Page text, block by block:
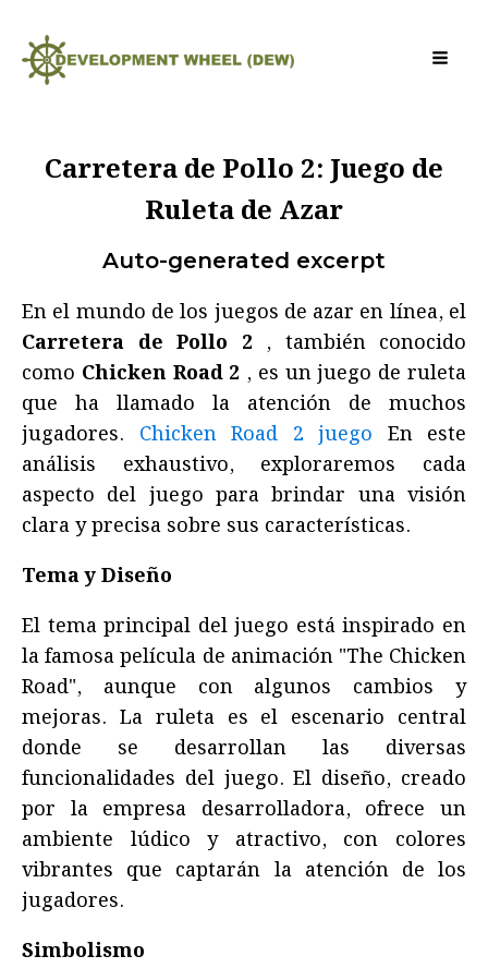
Carretera de Pollo 2: Juego de
Ruleta de Azar
Auto-generated excerpt
En el mundo de los juegos de azar en línea, el
Carretera de Pollo 2 , también conocido
como Chicken Road 2 , es un juego de ruleta
que ha llamado la atención de muchos
jugadores. Chicken Road 2 juego En este
análisis exhaustivo, exploraremos cada
aspecto del juego para brindar una visión
clara y precisa sobre sus características.
Tema y Diseño
El tema principal del juego está inspirado en
la famosa película de animación "The Chicken
Road", aunque con algunos cambios y
mejoras. La ruleta es el escenario central
donde se desarrollan las diversas
funcionalidades del juego. El diseño, creado
por la empresa desarrolladora, ofrece un
ambiente lúdico y atractivo, con colores
vibrantes que captarán la atención de los
jugadores.
Simbolismo